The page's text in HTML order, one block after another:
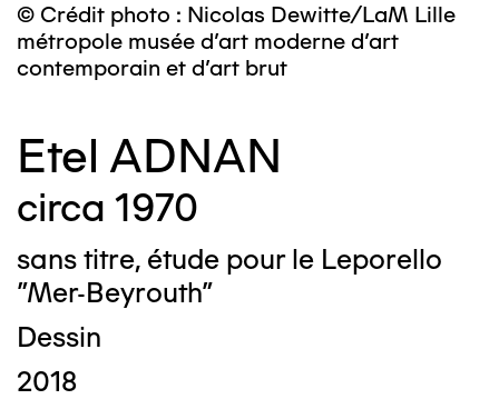
© Crédit photo : Nicolas Dewitte/LaM Lille
métropole musée d’art moderne d’art
contemporain et d’art brut
Etel ADNAN
circa 1970
sans titre, étude pour le Leporello
"Mer-Beyrouth"
Dessin
2018